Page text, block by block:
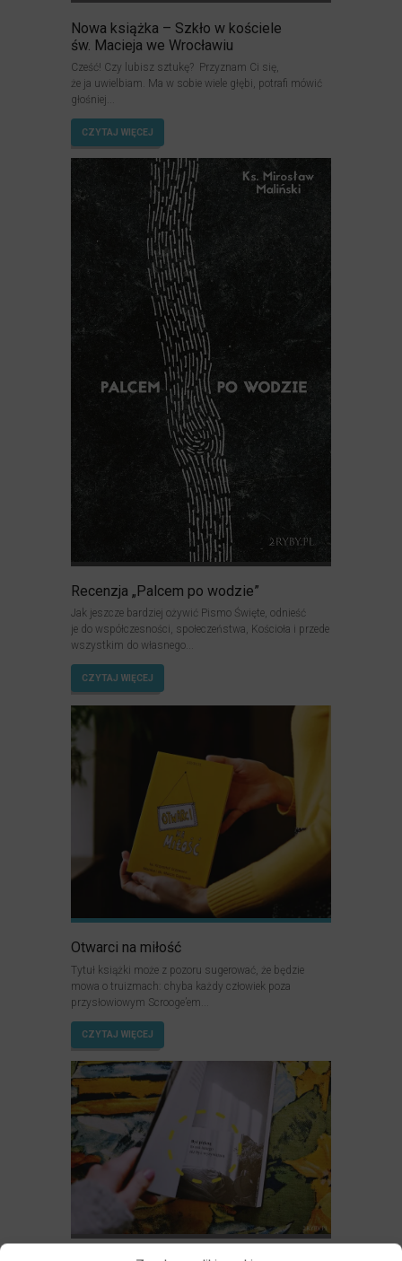
Nowa książka – Szkło w kościele
św. Macieja we Wrocławiu
Cześć! Czy lubisz sztukę? Przyznam Ci się,
że ja uwielbiam. Ma w sobie wiele głębi, potrafi mówić
głośniej...
CZYTAJ WIĘCEJ
Recenzja „Palcem po wodzie”
Jak jeszcze bardziej ożywić Pismo Święte, odnieść
je do współczesności, społeczeństwa, Kościoła i przede
wszystkim do własnego...
CZYTAJ WIĘCEJ
Otwarci na miłość
Tytuł książki może z pozoru sugerować, że będzie
mowa o truizmach: chyba każdy człowiek poza
przysłowiowym Scrooge’em...
CZYTAJ WIĘCEJ